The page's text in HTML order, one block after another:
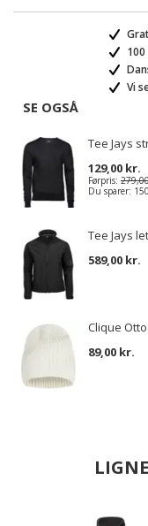
Vi
SE OGSÅ
Tee Jays
129,00 kr.
Førpris:
Du sparer:
Tee Jays
589,00 kr.
Clique
89,00 kr.